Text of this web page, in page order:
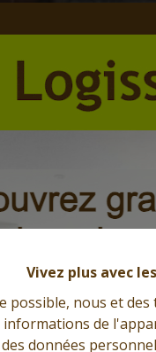
Vivez plus avec
nous et
de
données